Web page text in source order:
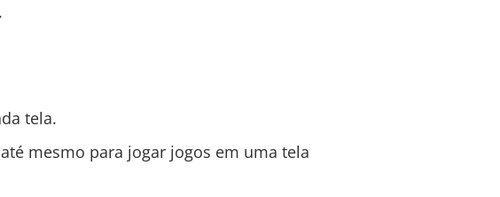
tela.
mesmo para jogar jogos em uma tela